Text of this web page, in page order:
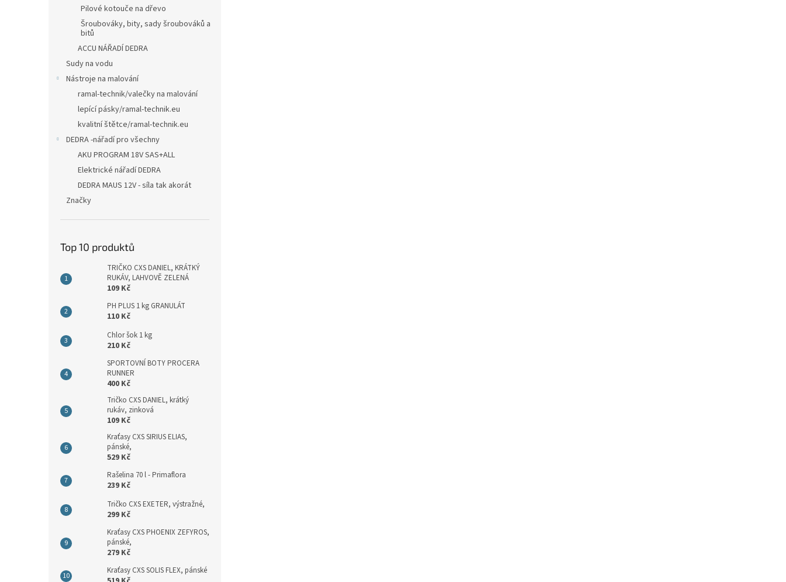
Pilové kotouče na dřevo
Šroubováky, bity, sady šroubováků a
bitů
ACCU NÁŘADÍ DEDRA
Sudy na vodu
Nástroje na malování
ramal-technik/valečky na malování
lepící pásky/ramal-technik.eu
kvalitní štětce/ramal-technik.eu
DEDRA -nářadí pro všechny
AKU PROGRAM 18V SAS+ALL
Elektrické nářadí DEDRA
DEDRA MAUS 12V - síla tak akorát
Značky
Top 10 produktů
TRIČKO CXS DANIEL, KRÁTKÝ
RUKÁV, LAHVOVĚ ZELENÁ
109 Kč
PH PLUS 1 kg GRANULÁT
110 Kč
Chlor šok 1 kg
210 Kč
SPORTOVNÍ BOTY PROCERA
RUNNER
400 Kč
Tričko CXS DANIEL, krátký
rukáv, zinková
109 Kč
Kraťasy CXS SIRIUS ELIAS,
pánské,
529 Kč
Rašelina 70 l - Primaflora
239 Kč
Tričko CXS EXETER, výstražné,
299 Kč
Kraťasy CXS PHOENIX ZEFYROS,
pánské,
279 Kč
Kraťasy CXS SOLIS FLEX, pánské